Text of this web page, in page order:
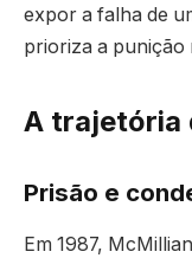
expor a falha de
prioriza a punição
A trajetória
Prisão e
Em 1987,